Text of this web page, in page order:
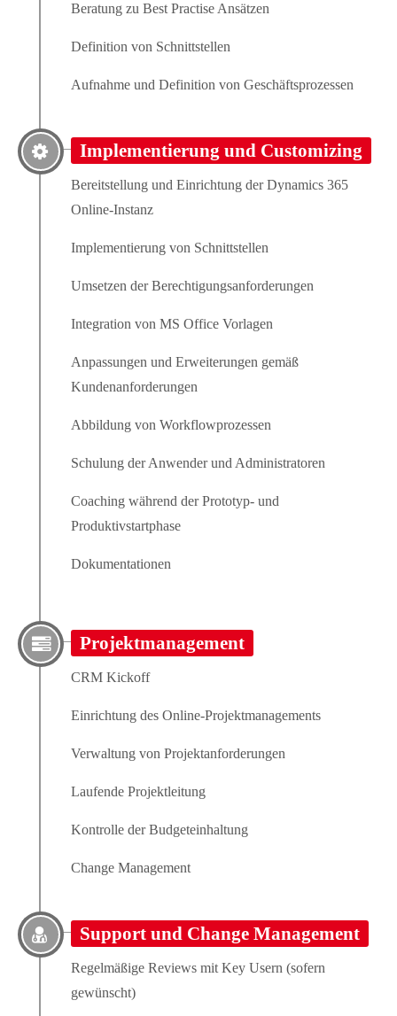
+44 1234 567 890
info@yourdomain.com
About us
Lorem ipsum dolor sit amet, consectetuer adipiscing
Aenean commodo ligula eget dolor. Aenean massa. Cum
nascetur ridiculus mus. Donec quam felis, ultricies nec.
Beratung zu Best Practise Ansätzen
Definition von Schnittstellen
Aufnahme und Definition von Geschäftsprozessen
Implementierung und Customizing
Bereitstellung und Einrichtung der Dynamics 365
Online-Instanz
Implementierung von Schnittstellen
Umsetzen der Berechtigungsanforderungen
Integration von MS Office Vorlagen
Anpassungen und Erweiterungen gemäß
Kundenanforderungen
Abbildung von Workflowprozessen
Schulung der Anwender und Administratoren
Coaching während der Prototyp- und
Produktivstartphase
Dokumentationen
Projektmanagement
CRM Kickoff
Einrichtung des Online-Projektmanagements
Verwaltung von Projektanforderungen
Laufende Projektleitung
Kontrolle der Budgeteinhaltung
Change Management
Support und Change Management
Regelmäßige Reviews mit Key Usern (sofern
gewünscht)